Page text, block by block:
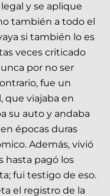
y se aplique
también a todo el
si también lo es
veces criticado
por no ser
fue un
que viajaba en
su auto y andaba
épocas duras
Además, vivió
hasta pagó los
fui testigo de eso.
el registro de la